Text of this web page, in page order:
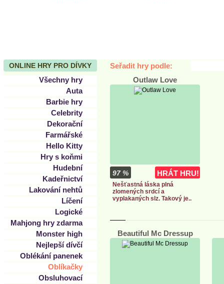
ONLINE HRY PRO DÍVKY
Všechny hry
Auta
Barbie hry
Celebrity
Dekorační
Farmářské
Hello Kitty
Hry s koňmi
Hudební
Kadeřnictví
Lakování nehtů
Líčení
Logické
Mahjong hry zdarma
Monster high
Nejlepší dívčí
Oblékání panenek
Oblíkačky
Obsluhovací
Seřadit hry podle:
Outlaw Love
97 % HRÁT HRU!
Nešťastná láska plná
zlomených srdcí a
vyplakaných slz. Takový je..
Beautiful Mc Dressup